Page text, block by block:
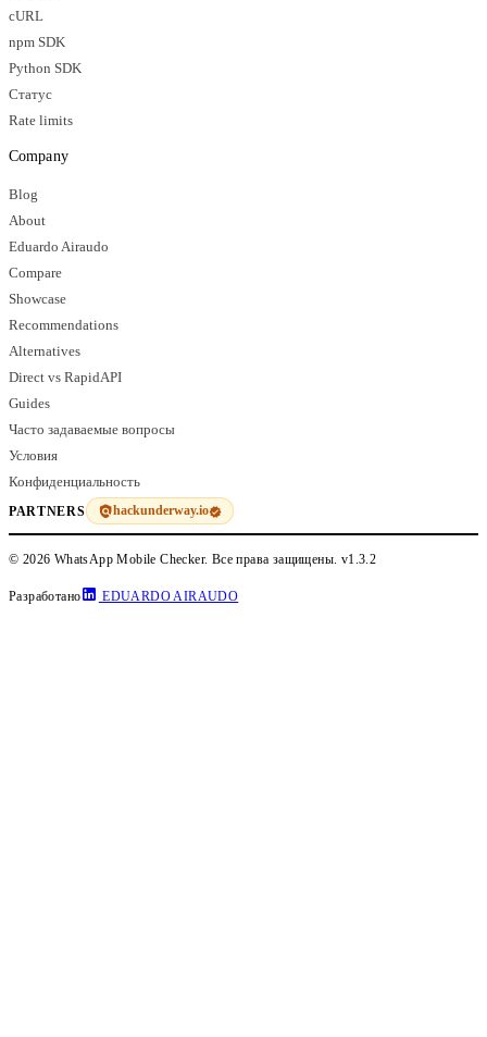
cURL
npm SDK
Python SDK
Статус
Rate limits
Company
Blog
About
Eduardo Airaudo
Compare
Showcase
Recommendations
Alternatives
Direct vs RapidAPI
Guides
Часто задаваемые вопросы
Условия
Конфиденциальность
PARTNERS hackunderway.io
© 2026 WhatsApp Mobile Checker. Все права защищены. v1.3.2
Разработано EDUARDO AIRAUDO